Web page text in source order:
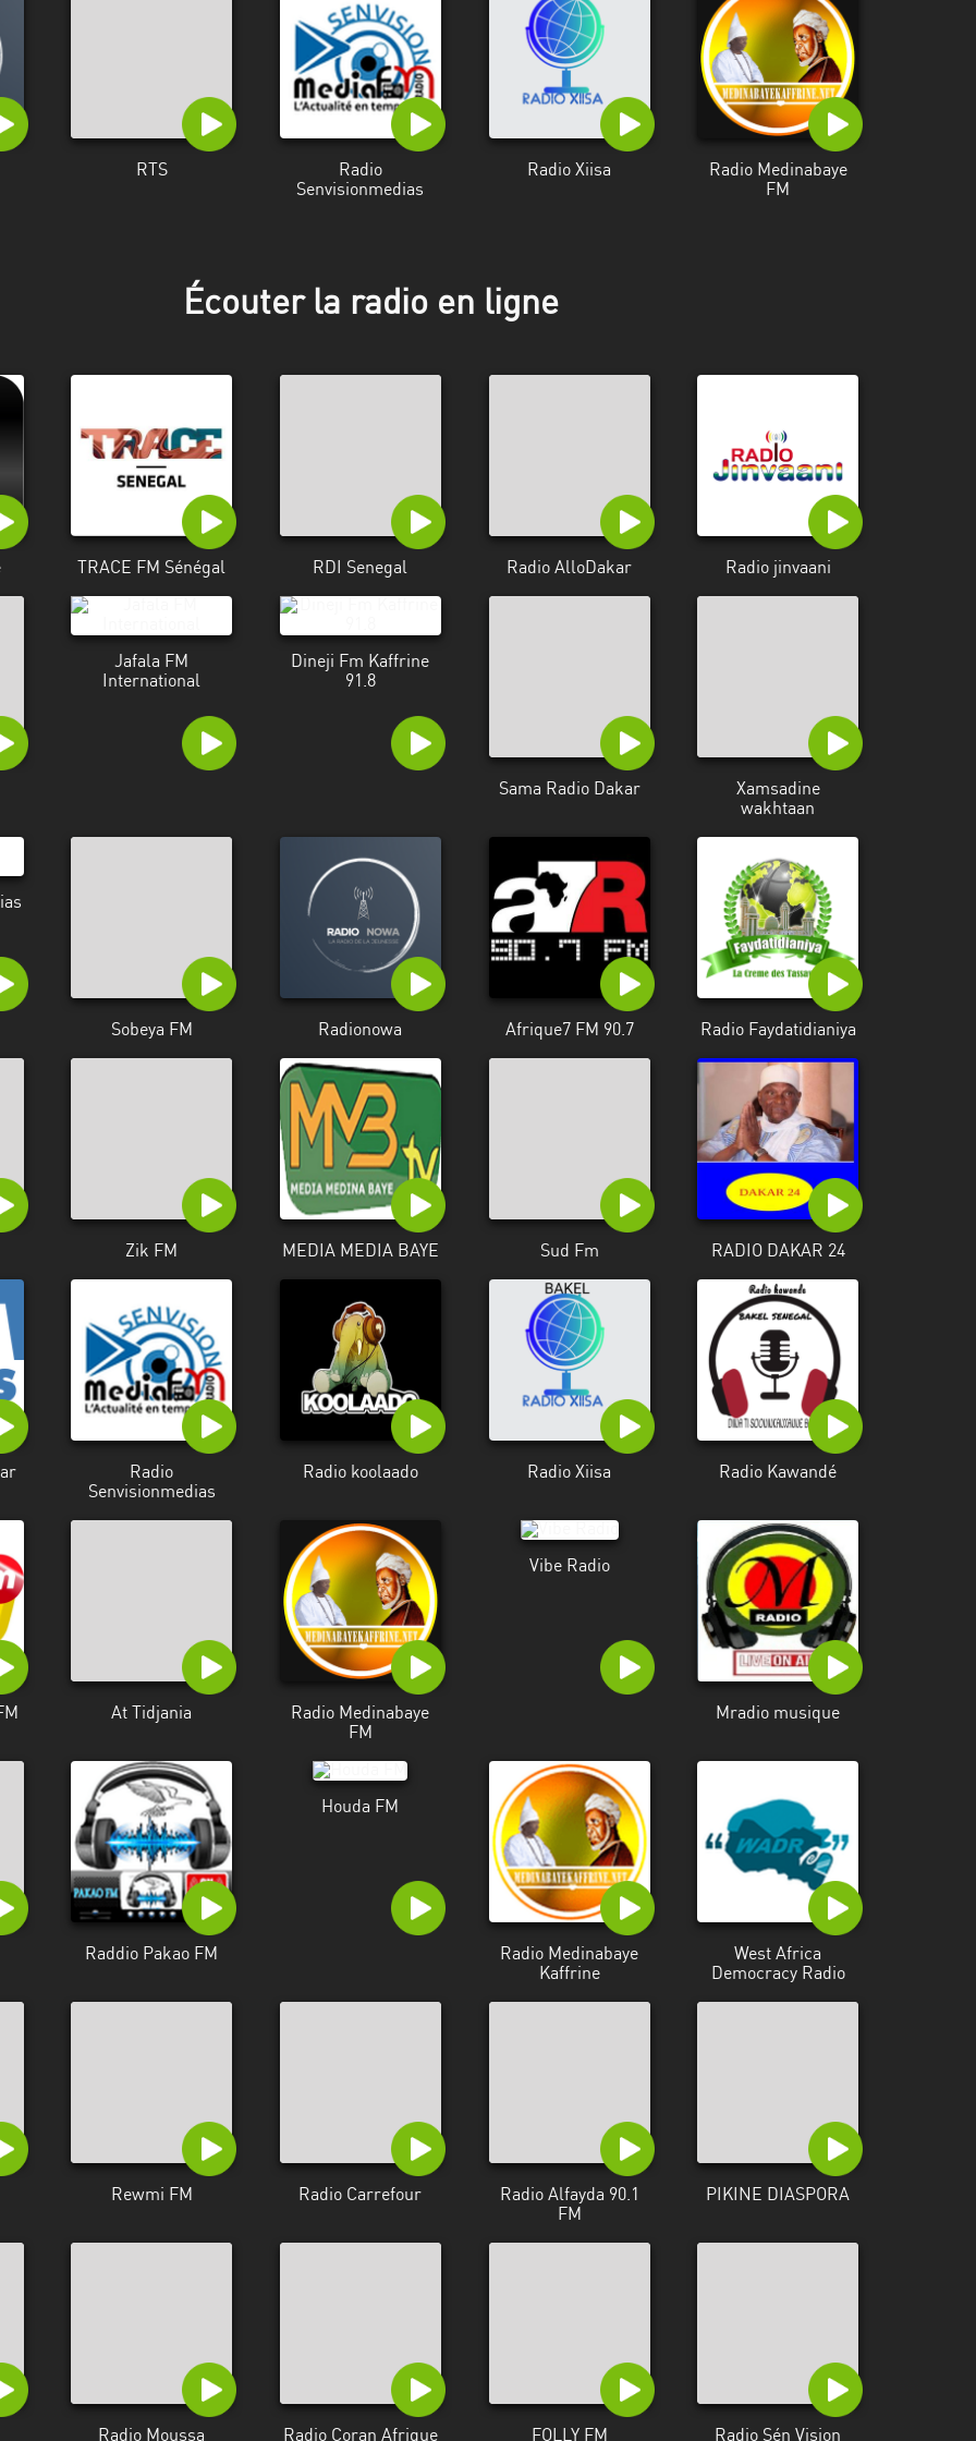
RTS
Radio
Senvisionmedias
Radio Xiisa
Radio Medinabaye
FM
Écouter la radio en ligne
TRACE FM Sénégal RDI Senegal Radio AlloDakar Radio jinvaani
Jafala FM
International
Dineji Fm Kaffrine
91.8
Sama Radio Dakar
Xamsadine
wakhtaan
Sobeya FM Radionowa Afrique7 FM 90.7 Radio Faydatidianiya
Zik FM MEDIA MEDIA BAYE Sud Fm RADIO DAKAR 24
Radio
Senvisionmedias
Radio koolaado Radio Xiisa Radio Kawandé
At Tidjania
Radio Medinabaye
FM
Vibe Radio
Mradio musique
Raddio Pakao FM
Houda FM
Radio Medinabaye
Kaffrine
West Africa
Democracy Radio
Rewmi FM Radio Carrefour
Radio Alfayda 90.1
FM
PIKINE DIASPORA
Radio Moussa Radio Coran Afrique FOLLY FM Radio Sén Vision